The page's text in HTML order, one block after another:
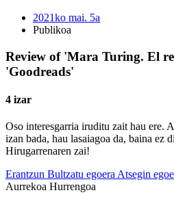
2021ko mai. 5a
Publikoa
Review of 'Mara Turing. El
'Goodreads'
4 izar
Oso interesgarria iruditu zait hau ere.
izan bada, hau lasaiagoa da, baina ez
Hirugarrenaren zai!
Erantzun Bultzatu egoera Atsegin
Aurrekoa Hurrengoa